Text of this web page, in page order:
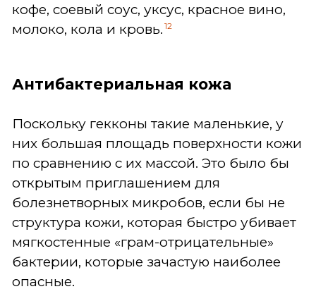
кофе, соевый соус, уксус, красное вино,
молоко, кола и кровь. 12
Антибактериальная кожа
Поскольку гекконы такие маленькие, у
них большая площадь поверхности кожи
по сравнению с их массой. Это было бы
открытым приглашением для
болезнетворных микробов, если бы не
структура кожи, которая быстро убивает
мягкостенные «грам-отрицательные»
бактерии, которые зачастую наиболее
опасные.